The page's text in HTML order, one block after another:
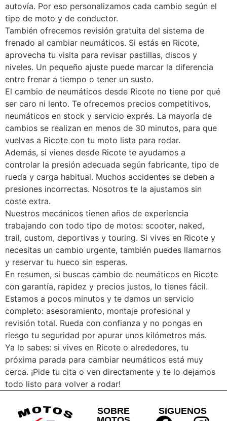
autovía. Por eso personalizamos cada cambio según el
tipo de moto y de conductor.
También ofrecemos revisión gratuita del sistema de
frenado al cambiar neumáticos. Si estás en Ricote,
aprovecha tu visita para revisar pastillas, discos y
niveles. Un pequeño ajuste puede marcar la diferencia
entre frenar a tiempo o tener un susto.
El cambio de neumáticos desde Ricote no tiene por qué
ser caro ni lento. Te ofrecemos precios competitivos,
neumáticos en stock y servicio exprés. La mayoría de
cambios se realizan en menos de 30 minutos, para que
vuelvas a Ricote con tu moto lista para rodar.
Además, si vienes desde Ricote te ayudamos a
controlar la presión adecuada según fabricante, tipo de
rueda y carga habitual. Muchos accidentes se deben a
presiones incorrectas. Nosotros te la ajustamos sin
coste extra.
Nuestros mecánicos tienen años de experiencia
trabajando con todo tipo de motos: scooter, naked,
trail, custom, deportivas y touring. Si vives en Ricote y
necesitas un cambio urgente, también puedes llamarnos
y reservar tu hueco sin esperas.
En resumen, si buscas cambio de neumáticos en Ricote
con garantía, rapidez y precios justos, lo tienes fácil.
Estamos a pocos minutos y te damos un servicio
completo: asesoramiento, montaje profesional y
revisión total. Rueda con confianza y no pongas en
riesgo tu seguridad por apurar unos kilómetros más.
Ya lo sabes: si vives en Ricote o alrededores, tu
próxima parada para cambiar neumáticos está muy
cerca. ¡Pide tu cita o ven directamente y te lo dejamos
todo listo para volver a rodar!
SOBRE
SIGUENOS